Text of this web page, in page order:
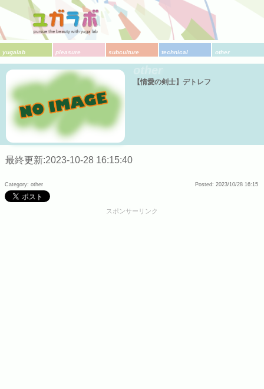
yugalab pleasure subculture technical other
【情愛の剣士】デトレフ
最終更新:2023-10-28 16:15:40
Category: other Posted: 2023/10/28 16:15
スポンサーリンク